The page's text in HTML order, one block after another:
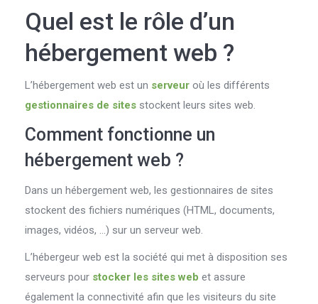
Quel est le rôle d’un
hébergement web ?
L’hébergement web est un serveur où les différents
gestionnaires de sites stockent leurs sites web.
Comment fonctionne un
hébergement web ?
Dans un hébergement web, les gestionnaires de sites
stockent des fichiers numériques (HTML, documents,
images, vidéos, …) sur un serveur web.
L’hébergeur web est la société qui met à disposition ses
serveurs pour stocker les sites web et assure
également la connectivité afin que les visiteurs du site